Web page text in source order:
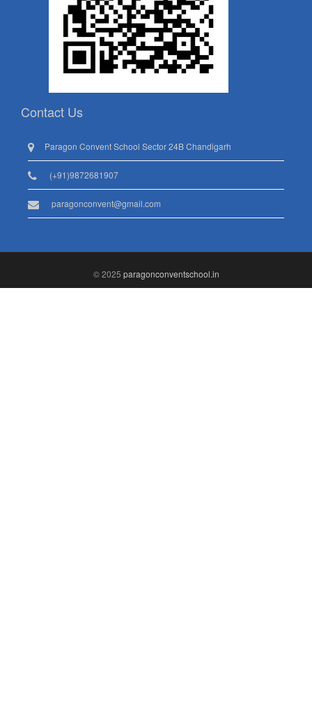
Contact Us
Paragon Convent School Sector 24B Chandigarh
(+91)9872681907
paragonconvent@gmail.com
© 2025 paragonconventschool.in